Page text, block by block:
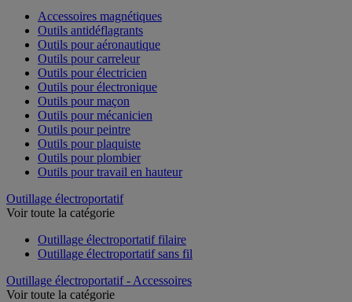
Accessoires magnétiques
Outils antidéflagrants
Outils pour aéronautique
Outils pour carreleur
Outils pour électricien
Outils pour électronique
Outils pour maçon
Outils pour mécanicien
Outils pour peintre
Outils pour plaquiste
Outils pour plombier
Outils pour travail en hauteur
Outillage électroportatif
Voir toute la catégorie
Outillage électroportatif filaire
Outillage électroportatif sans fil
Outillage électroportatif - Accessoires
Voir toute la catégorie